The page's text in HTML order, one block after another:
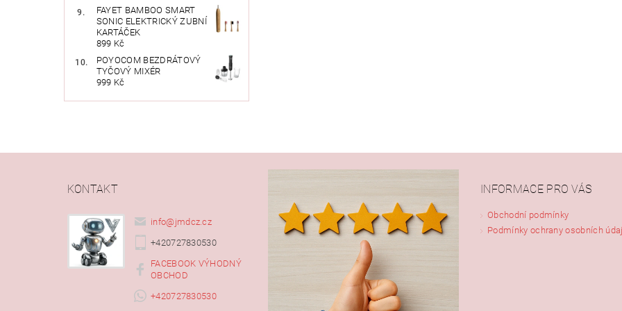
FAYET BAMBOO SMART
SONIC ELEKTRICKÝ ZUBNÍ
KARTÁČEK
899 Kč
POYOCOM BEZDRÁTOVÝ
TYČOVÝ MIXÉR
999 Kč
KONTAKT
info@ jmdcz.cz
+420727830530
FACEBOOK VÝHODNÝ
OBCHOD
+420727830530
INFORMACE PRO VÁS
Obchodní podmínky
Podmínky ochrany osobních